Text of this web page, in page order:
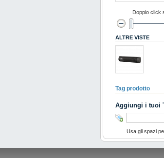
Doppio click
ALTRE VISTE
Tag prodotto
Aggiungi i tuoi
Usa gli spazi